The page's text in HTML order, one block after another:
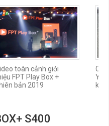
toàn cảnh giới
FPT Play Box +
bản 2019
Có
S400